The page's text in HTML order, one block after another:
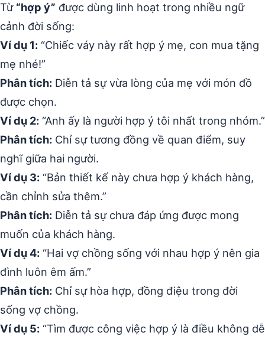
Từ “hợp ý” được dùng linh hoạt trong nhiều ngữ
cảnh đời sống:
Ví dụ 1: “Chiếc váy này rất hợp ý mẹ, con mua tặng
mẹ nhé!”
Phân tích: Diễn tả sự vừa lòng của mẹ với món đồ
được chọn.
Ví dụ 2: “Anh ấy là người hợp ý tôi nhất trong nhóm.”
Phân tích: Chỉ sự tương đồng về quan điểm, suy
nghĩ giữa hai người.
Ví dụ 3: “Bản thiết kế này chưa hợp ý khách hàng,
cần chỉnh sửa thêm.”
Phân tích: Diễn tả sự chưa đáp ứng được mong
muốn của khách hàng.
Ví dụ 4: “Hai vợ chồng sống với nhau hợp ý nên gia
đình luôn êm ấm.”
Phân tích: Chỉ sự hòa hợp, đồng điệu trong đời
sống vợ chồng.
Ví dụ 5: “Tìm được công việc hợp ý là điều không dễ